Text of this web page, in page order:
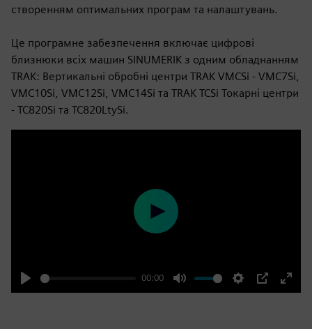
створенням оптимальних програм та налаштувань.
Це програмне забезпечення включає цифрові
близнюки всіх машин SINUMERIK з одним обладнанням
TRAK: Вертикальні обробні центри TRAK VMCSi - VMC7Si,
VMC10Si, VMC12Si, VMC14Si та TRAK TCSi Токарні центри
- TC820Si та TC820LtySi.
Play
00:00
Mute Settings
PIP
Enter
Play